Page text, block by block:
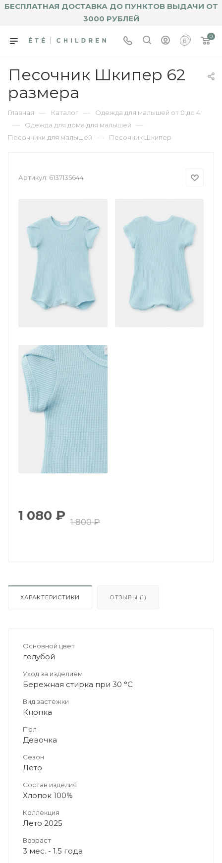
БЕСПЛАТНАЯ ДОСТАВКА ДО ПУНКТОВ ВЫДАЧИ ОТ
3000 РУБЛЕЙ
0
Песочник Шкипер 62
размера
Главная — Каталог — Одежда для малышей от 0 до 4
— Одежда для дома для малышей —
Песочники для малышей — Песочник Шкипер
Артикул: 6137135644
1 080 ₽ 1 800₽
ХАРАКТЕРИСТИКИ ОТЗЫВЫ (1)
Основной цвет
голубой
Уход за изделием
Бережная стирка при 30 °C
Вид застежки
Кнопка
Пол
Девочка
Сезон
Лето
Состав изделия
Хлопок 100%
Коллекция
Лето 2025
Возраст
3 мес. - 1.5 года